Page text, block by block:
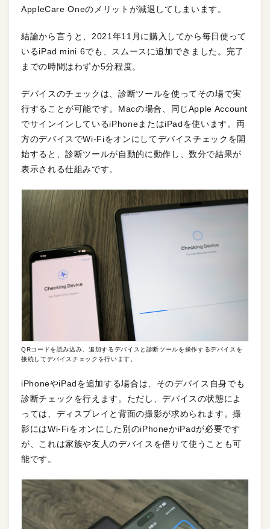
AppleCare Oneのメリットが減退してしまいます。
結論から言うと、2021年11月に購入してから毎日使って
いるiPad mini 6でも、スムースに追加できました。完了
までの時間はわずか5分程度。
デバイスのチェックは、診断ツールを使ってその場で実
行することが可能です。Macの場合、同じApple Account
でサインインしているiPhoneまたはiPadを使います。両
方のデバイスでWi-Fiをオンにしてデバイスチェックを開
始すると、診断ツールが自動的に動作し、数分で結果が
表示される仕組みです。
QRコードを読み込み、追加するデバイスと診断ツールを操作するデバイスを
接続してデバイスチェックを行います。
iPhoneやiPadを追加する場合は、そのデバイス自身でも
診断チェックを行えます。ただし、デバイスの状態によ
っては、ディスプレイと背面の撮影が求められます。撮
影にはWi-Fiをオンにした別のiPhoneかiPadが必要です
が、これは家族や友人のデバイスを借りて使うことも可
能です。